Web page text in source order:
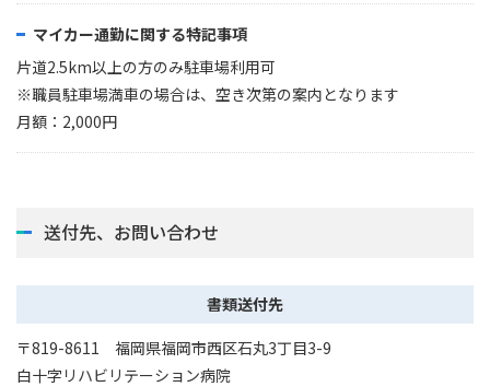
マイカー通勤に関する特記事項
片道2.5km以上の方のみ駐車場利用可
※職員駐車場満車の場合は、空き次第の案内となります
月額：2,000円
送付先、お問い合わせ
書類送付先
〒819-8611 福岡県福岡市西区石丸3丁目3-9
白十字リハビリテーション病院